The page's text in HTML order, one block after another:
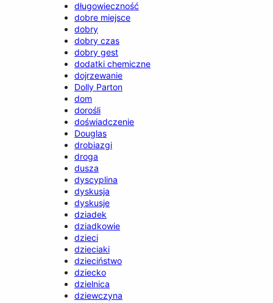
długowieczność
dobre miejsce
dobry
dobry czas
dobry gest
dodatki chemiczne
dojrzewanie
Dolly Parton
dom
dorośli
doświadczenie
Douglas
drobiazgi
droga
dusza
dyscyplina
dyskusja
dyskusje
dziadek
dziadkowie
dzieci
dzieciaki
dzieciństwo
dziecko
dzielnica
dziewczyna